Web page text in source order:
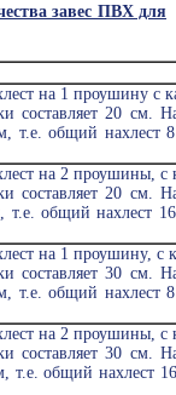
завес ПВХ для
на 1 проушину с
составляет 20 см.
т.е. общий нахлест 8
на 2 проушины,
составляет 20 см.
общий нахлест 16
на 1 проушину, с
составляет 30 см.
т.е. общий нахлест 8
на 2 проушины,
составляет 30 см.
общий нахлест